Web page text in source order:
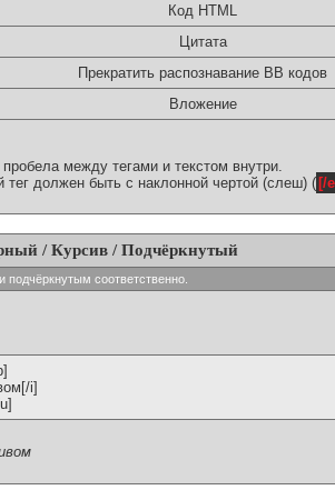
Код HTML
Цитата
Прекратить распознавание BB кодов
Вложение
между тегами и текстом внутри.
должен быть с наклонной чертой (слеш) ( [/
/ Курсив / Подчёркнутый
соответственно.
i]